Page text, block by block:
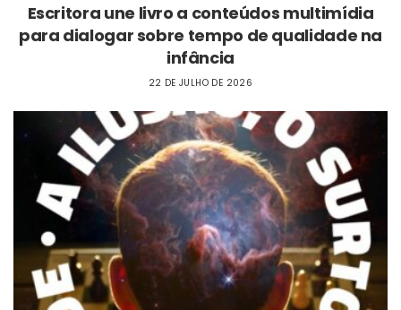
Escritora une livro a conteúdos multimídia
para dialogar sobre tempo de qualidade na
infância
22 DE JULHO DE 2026